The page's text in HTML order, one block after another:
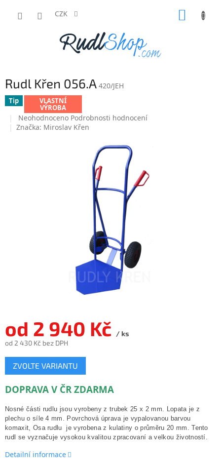
CZK
Rudl Křen 056.A 420/JEH
Tip VLASTNÍ
VÝROBA
Průměrné
hodnocení
Neohodnoceno Podrobnosti hodnocení
Značka: Miroslav Křen
od 2 940 Kč
/ ks
od 2 430 Kč bez DPH
Měrná
cena:
ZVOLTE VARIANTU
DOPRAVA V ČR ZDARMA
Nosné části rudlu jsou vyrobeny z trubek 25 x 2 mm. Lopata je z
plechu o síle 4 mm. Povrchová úprava je vypalovanou barvou
komaxit, Osa rudlu je vyrobena z kulatiny o průměru 20 mm. Tento
rudl se vyznačuje vysokou kvalitou zpracovaní a velkou životností.
Detailní informace